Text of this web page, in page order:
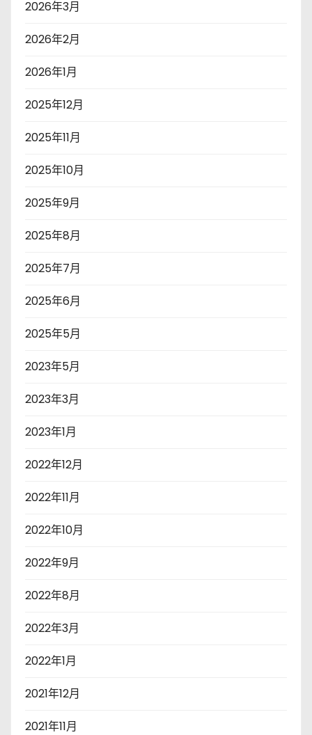
2026年3月
2026年2月
2026年1月
2025年12月
2025年11月
2025年10月
2025年9月
2025年8月
2025年7月
2025年6月
2025年5月
2023年5月
2023年3月
2023年1月
2022年12月
2022年11月
2022年10月
2022年9月
2022年8月
2022年3月
2022年1月
2021年12月
2021年11月